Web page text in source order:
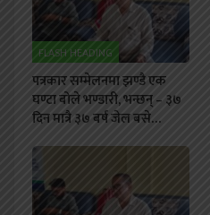
FLASH HEADING
पत्रकार सम्मेलनमा झण्डै एक
घण्टा बोले भण्डारी, भन्छन् – ३७
दिन मात्रै ३७ बर्ष जेल बसे…